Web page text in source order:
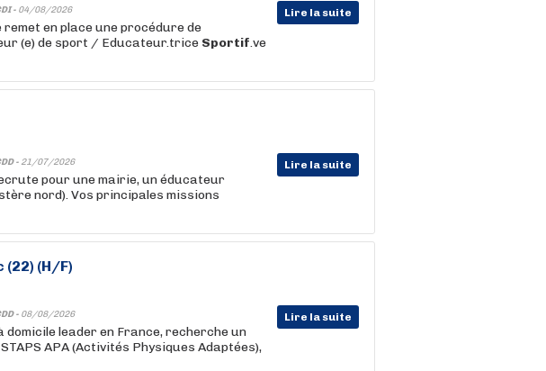
- 04/08/2026 Lire la suite
en place une procédure de
(e) de sport / Educateur.trice Sportif.ve
- 21/07/2026 Lire la suite
pour une mairie, un éducateur
nord). Vos principales missions
(22) (H/F)
- 08/08/2026 Lire la suite
domicile leader en France, recherche un
APA (Activités Physiques Adaptées),